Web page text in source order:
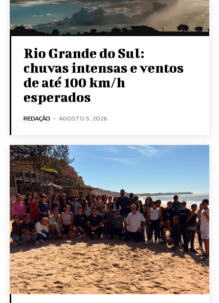
Rio Grande do Sul:
chuvas intensas e ventos
de até 100 km/h
esperados
REDAÇÃO - AGOSTO 5, 2026